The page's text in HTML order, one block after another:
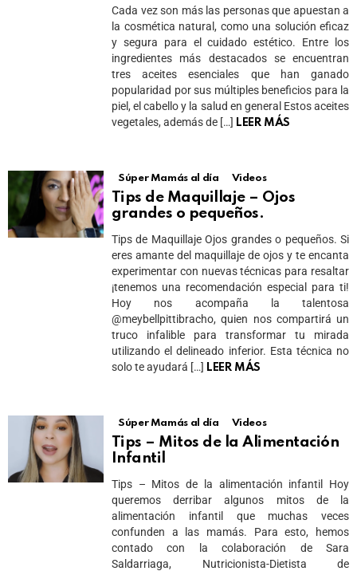
Cada vez son más las personas que apuestan a
la cosmética natural, como una solución eficaz
y segura para el cuidado estético. Entre los
ingredientes más destacados se encuentran
tres aceites esenciales que han ganado
popularidad por sus múltiples beneficios para la
piel, el cabello y la salud en general Estos aceites
vegetales, además de […] LEER MÁS
Súper Mamás al día Videos
Tips de Maquillaje – Ojos
grandes o pequeños.
Tips de Maquillaje Ojos grandes o pequeños. Si
eres amante del maquillaje de ojos y te encanta
experimentar con nuevas técnicas para resaltar
¡tenemos una recomendación especial para ti!
Hoy nos acompaña la talentosa
@meybellpittibracho, quien nos compartirá un
truco infalible para transformar tu mirada
utilizando el delineado inferior. Esta técnica no
solo te ayudará […] LEER MÁS
Súper Mamás al día Videos
Tips – Mitos de la Alimentación
Infantil
Tips – Mitos de la alimentación infantil Hoy
queremos derribar algunos mitos de la
alimentación infantil que muchas veces
confunden a las mamás. Para esto, hemos
contado con la colaboración de Sara
Saldarriaga, Nutricionista-Dietista de